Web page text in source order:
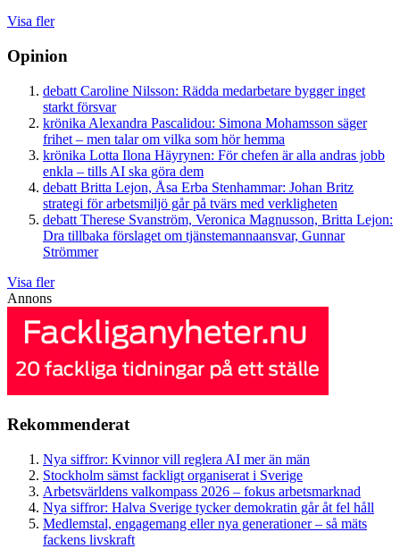
Visa fler
Opinion
debatt Caroline Nilsson: Rädda medarbetare bygger inget
starkt försvar
krönika Alexandra Pascalidou: Simona Mohamsson säger
frihet – men talar om vilka som hör hemma
krönika Lotta Ilona Häyrynen: För chefen är alla andras jobb
enkla – tills AI ska göra dem
debatt Britta Lejon, Åsa Erba Stenhammar: Johan Britz
strategi för arbetsmiljö går på tvärs med verkligheten
debatt Therese Svanström, Veronica Magnusson, Britta Lejon:
Dra tillbaka förslaget om tjänstemannaansvar, Gunnar
Strömmer
Visa fler
Annons
Rekommenderat
Nya siffror: Kvinnor vill reglera AI mer än män
Stockholm sämst fackligt organiserat i Sverige
Arbetsvärldens valkompass 2026 – fokus arbetsmarknad
Nya siffror: Halva Sverige tycker demokratin går åt fel håll
Medlemstal, engagemang eller nya generationer – så mäts
fackens livskraft